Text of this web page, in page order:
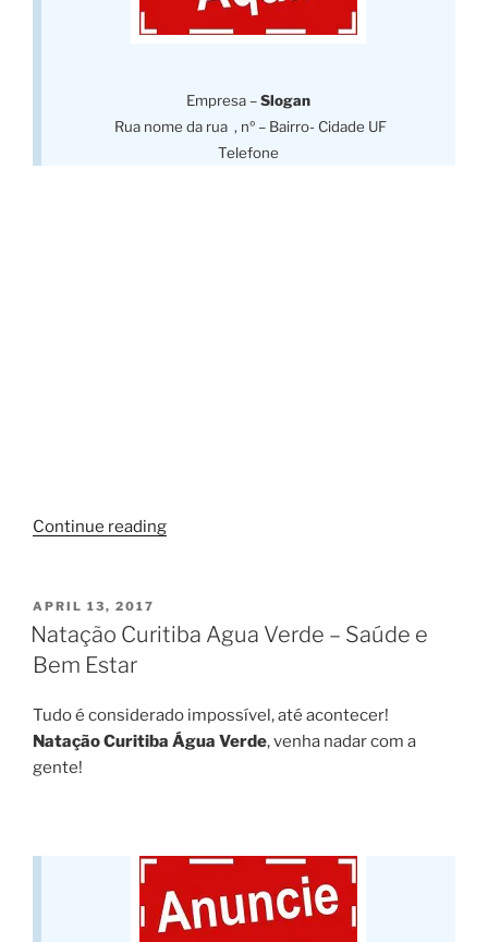
Empresa –Slogan
Rua nome da rua , nº – Bairro- Cidade UF
Telefone
Continue reading“Crossfit
POSTED
ON
APRIL 13, 2017
Natação Curitiba Agua Verde – Saúde e
Bem Estar
Tudo é considerado impossível, até acontecer!
Natação Curitiba Água Verde, venha nadar com a
gente!